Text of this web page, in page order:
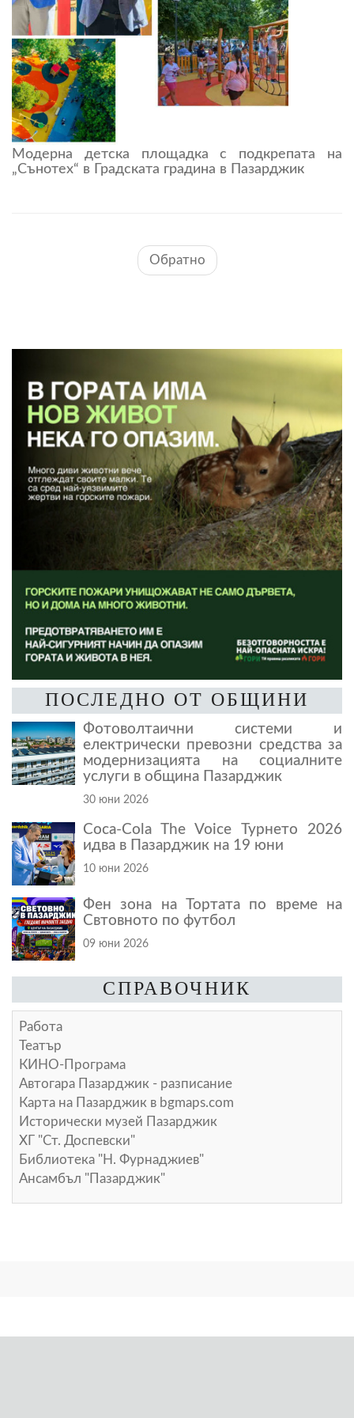
Модерна детска площадка с подкрепата на
„Сънотех“ в Градската градина в Пазарджик
Обратно
ПОСЛЕДНО ОТ ОБЩИНИ
Фотоволтаични системи и
електрически превозни средства за
модернизацията на социалните
услуги в община Пазарджик
30 юни 2026
Coca-Cola The Voice Турнето 2026
идва в Пазарджик на 19 юни
10 юни 2026
Фен зона на Тортата по време на
Свтовното по футбол
09 юни 2026
СПРАВОЧНИК
Работа
Театър
КИНО-Програма
Автогара Пазарджик - разписание
Карта на Пазарджик в bgmaps.com
Исторически музей Пазарджик
ХГ "Ст. Доспевски"
Библиотека "Н. Фурнаджиев"
Ансамбъл "Пазарджик"